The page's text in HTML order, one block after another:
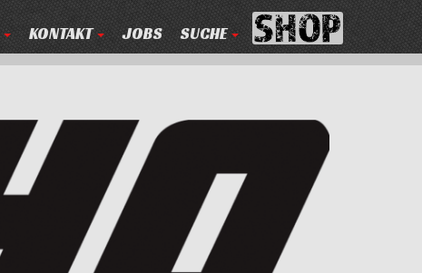
KONTAKT JOBS SUCHE